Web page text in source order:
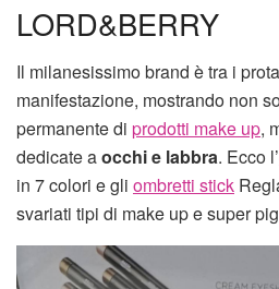
LORD&BERRY
Il milanesissimo brand è tra i
manifestazione, mostrando non
permanente di prodotti make up,
dedicate aocchi e labbra. Ecco l’
in 7 colori e gli ombretti stick
svariati tipi di make up e super